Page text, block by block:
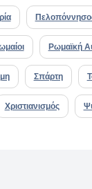
Ρωμαϊκή
Σπάρτη
Χριστιανισμός